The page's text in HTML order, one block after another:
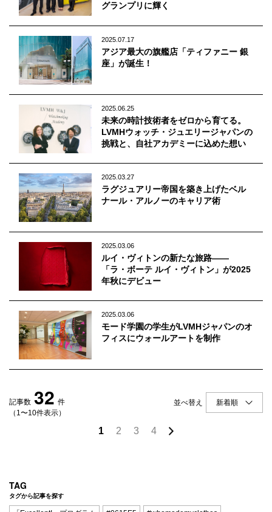
グランプリに輝く
2025.07.17
アジア最大の旗艦店「ティファニー 銀
座」が誕生！
2025.06.25
未来の時計技術者をゼロから育てる。
LVMHウォッチ・ジュエリージャパンの
挑戦と、自社アカデミーに込めた想い
2025.03.27
ラグジュアリー帝国を築き上げたベル
ナール・アルノーのキャリア術
2025.03.06
ルイ・ヴィトンの新たな旅路——
「ラ・ボーテ ルイ・ヴィトン」が2025
年秋にデビュー
2025.03.06
モード学園の学生がLVMHジャパンのオ
フィスにウォールアートを制作
記事数 32 件
（1〜10件表示）
並べ替え
1 2 3 4
TAG
タグから記事を探す